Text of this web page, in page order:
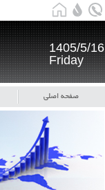
1405/5/16
Friday
صفحه اصلی